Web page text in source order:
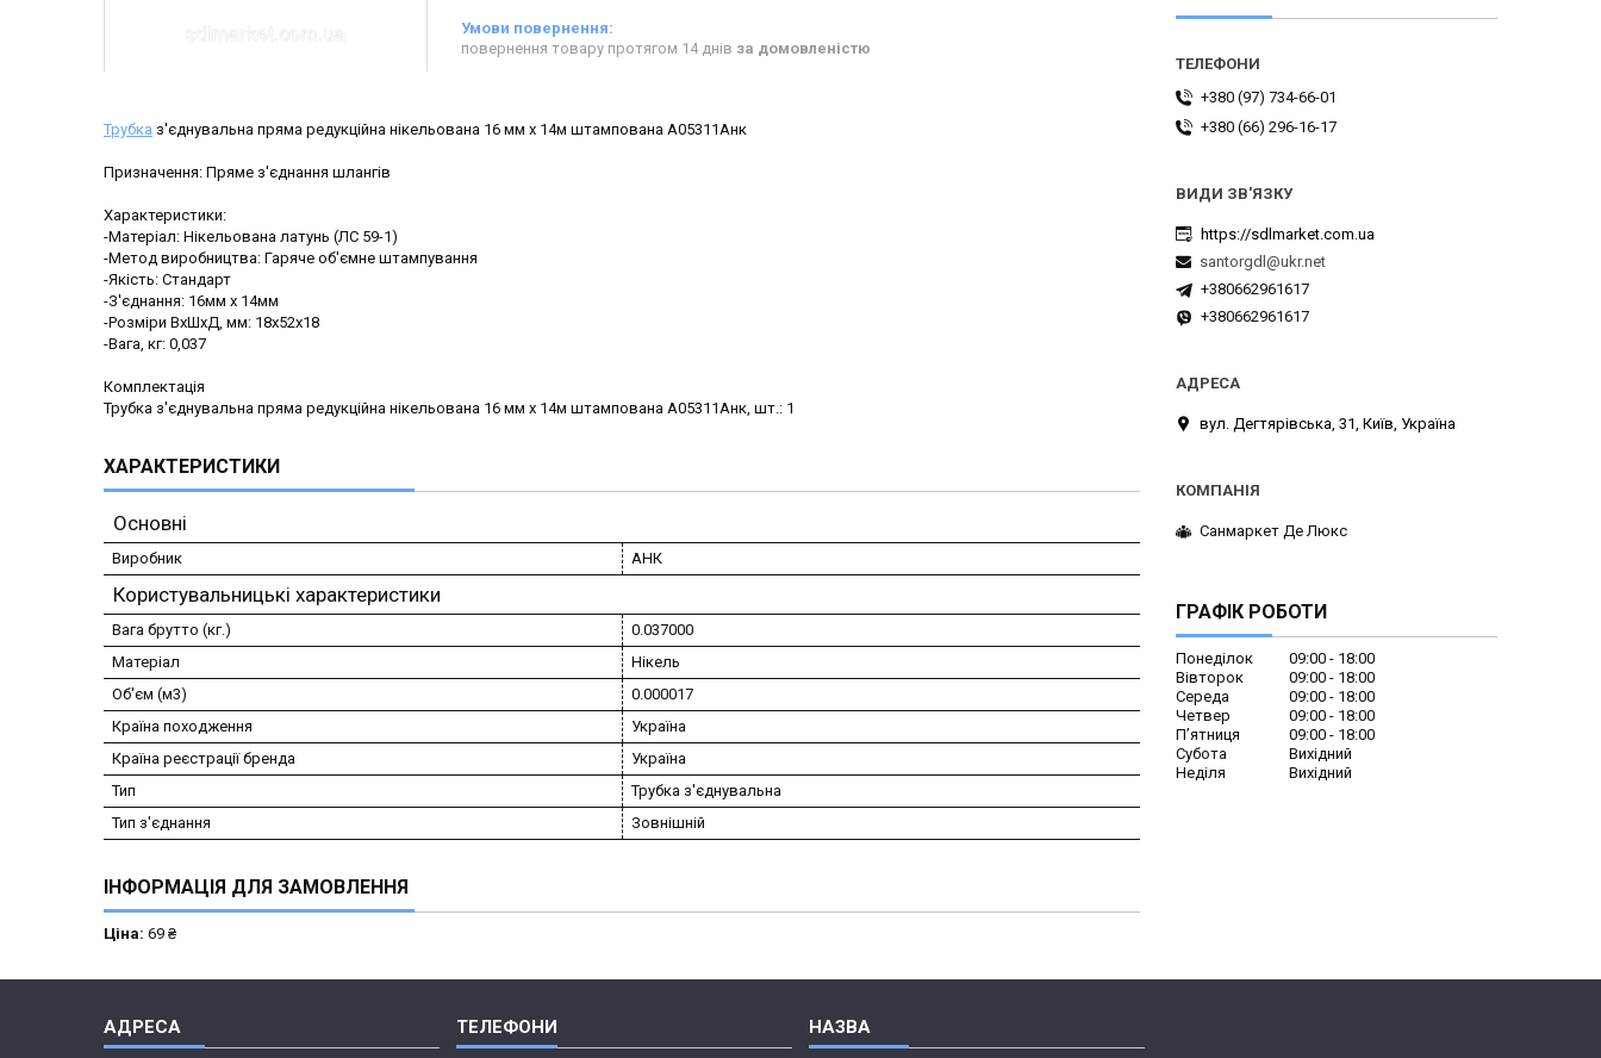
повернення товару протягом 14 днів за домовленістю
Трубка з'єднувальна пряма редукційна нікельована 16 мм х 14м штампована А05311Анк
Призначення: Пряме з'єднання шлангів
Характеристики:
-Матеріал: Нікельована латунь (ЛС 59-1)
-Метод виробництва: Гаряче об'ємне штампування
-Якість: Стандарт
-З'єднання: 16мм х 14мм
-Розміри ВхШхД, мм: 18х52х18
-Вага, кг: 0,037
Комплектація
Трубка з'єднувальна пряма редукційна нікельована 16 мм х 14м штампована А05311Анк, шт.: 1
ХАРАКТЕРИСТИКИ
Основні
Виробник АНК
Користувальницькі характеристики
Вага брутто (кг.)
0.037000
Матеріал
Нікель
Об'єм (м3)
0.000017
Країна походження
Україна
Країна реєстрації бренда
Україна
Тип
Трубка з'єднувальна
Тип з'єднання
Зовнішній
ІНФОРМАЦІЯ ДЛЯ ЗАМОВЛЕННЯ
Ціна: 69 ₴
+380 (97) 734-66-01
+380 (66) 296-16-17
https://sdlmarket.com.ua
santorgdl@ukr.net
+380662961617
+380662961617
вул. Дегтярівська, 31, Київ, Україна
Санмаркет Де Люкс
ГРАФІК РОБОТИ
Понеділок 09:00
18:00
Вівторок
09:00
18:00
Середа
09:00
18:00
Четвер
09:00
18:00
Пʼятниця
09:00
18:00
Субота
Вихідний
Неділя
Вихідний